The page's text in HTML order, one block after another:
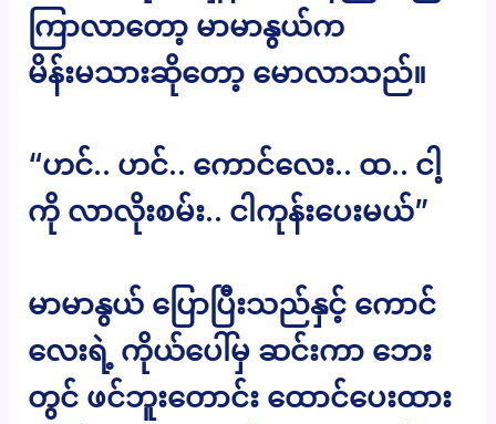
ကြာလာတော့ မာမာနွယ်က
မိန်းမသားဆိုတော့ မောလာသည်။
“ဟင်.. ဟင်.. ကောင်လေး.. ထ.. ငါ့
ကို လာလိုးစမ်း.. ငါကုန်းပေးမယ်”
မာမာနွယ် ပြောပြီးသည်နှင့် ကောင်
လေးရဲ့ ကိုယ်ပေါ်မှ ဆင်းကာ ဘေး
တွင် ဖင်ဘူးတောင်း ထောင်ပေးထား